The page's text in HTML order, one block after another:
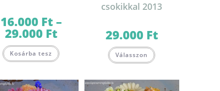
16.000 Ft–
29.000 FtÁrtartomány:
16.000 Ft
29.000 Ft
Kosárba tesz a
van.
csokikkal 2013
29.000 Ft
Válasszon